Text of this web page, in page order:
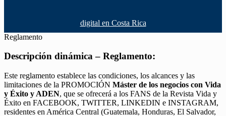
digital en Costa Rica
Reglamento
Descripción dinámica – Reglamento:
Este reglamento establece las condiciones, los alcances y las
limitaciones de la PROMOCIÓN Máster de los negocios con Vida
y Éxito y ADEN, que se ofrecerá a los FANS de la Revista Vida y
Éxito en FACEBOOK, TWITTER, LINKEDIN e INSTAGRAM,
residentes en América Central (Guatemala, Honduras, El Salvador,